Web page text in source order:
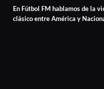
En Fútbol FM hablamos de la
clásico entre América y